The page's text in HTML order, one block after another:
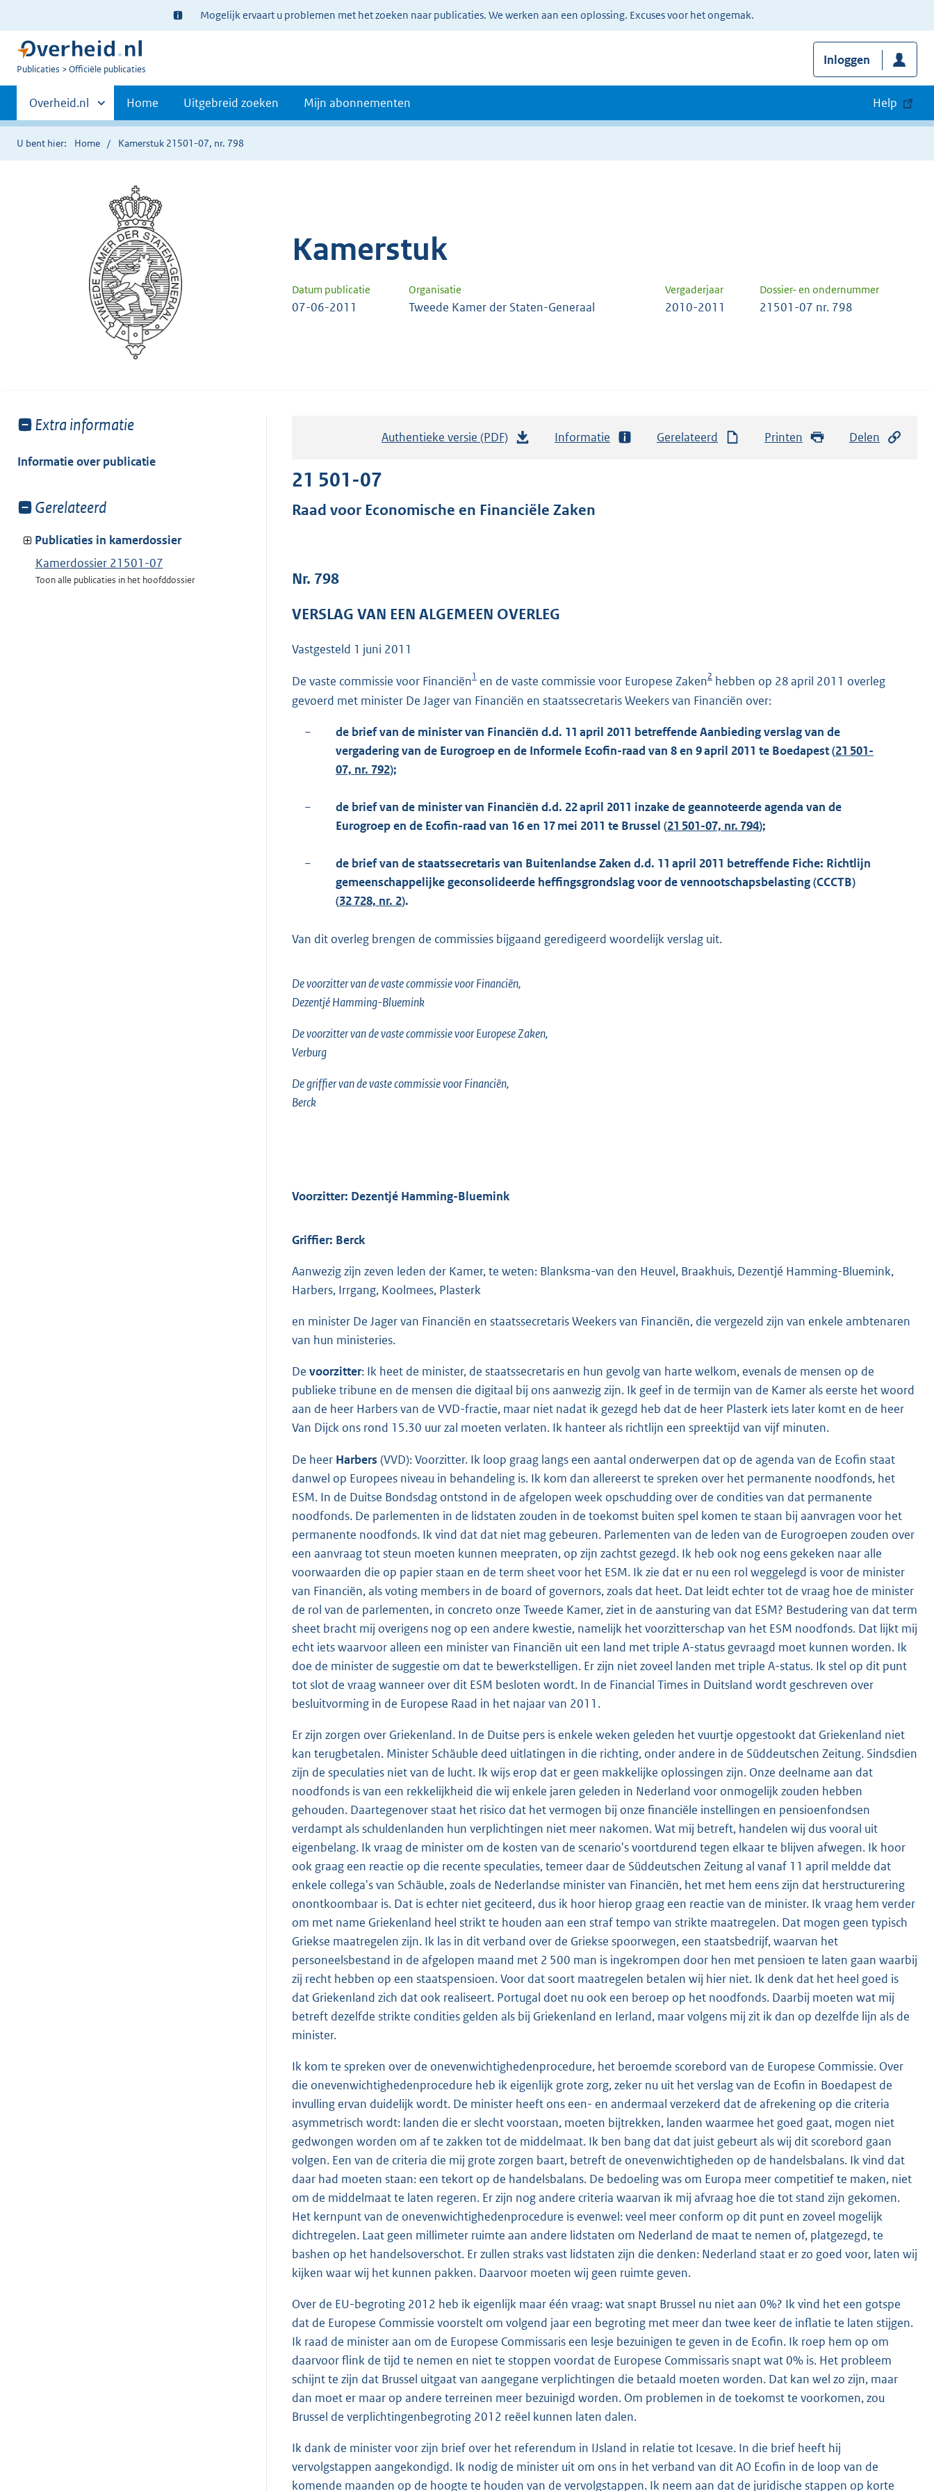
Ter
informatie:
Mogelijk ervaart u problemen met het zoeken naar publicaties. We werken aan een oplossing. Excuses voor het ongemak.
U
Publicaties Officiële publicaties
Inloggen
Primaire
navigatie
Andere
sites
binnen
Overheid.nl Home Uitgebreid zoeken Mijn abonnementen Help
U bent hier: Home Kamerstuk 21501-07, nr. 798
Kamerstuk
Datum publicatie Organisatie Vergaderjaar Dossier- en ondernummer
07-06-2011 Tweede Kamer der Staten-Generaal 2010-2011 21501-07 nr. 798
Toon
van:
Extra informatie
Informatie over publicatie
Toon
van:
Gerelateerd
Publicaties in kamerdossier
Kamerdossier 21501-07
Toon alle publicaties in het hoofddossier
Authentieke versie (PDF)
a
r
t
e
1
1
b
Informatie Gerelateerd Printen Delen
21 501-07
Raad voor Economische en Financiële Zaken
Nr. 798
VERSLAG VAN EEN ALGEMEEN OVERLEG
Vastgesteld 1 juni 2011
De vaste commissie voor Financiën1 en de vaste commissie voor Europese Zaken2 hebben op 28 april 2011 overleg
gevoerd met minister De Jager van Financiën en staatssecretaris Weekers van Financiën over:
−
de brief van de minister van Financiën d.d. 11 april 2011 betreffende Aanbieding verslag van de
vergadering van de Eurogroep en de Informele Ecofin-raad van 8 en 9 april 2011 te Boedapest (21 501-
07, nr. 792);
−
de brief van de minister van Financiën d.d. 22 april 2011 inzake de geannoteerde agenda van de
Eurogroep en de Ecofin-raad van 16 en 17 mei 2011 te Brussel (21 501-07, nr. 794);
−
de brief van de staatssecretaris van Buitenlandse Zaken d.d. 11 april 2011 betreffende Fiche: Richtlijn
gemeenschappelijke geconsolideerde heffingsgrondslag voor de vennootschapsbelasting (CCCTB)
(32 728, nr. 2).
Van dit overleg brengen de commissies bijgaand geredigeerd woordelijk verslag uit.
De voorzitter van de vaste commissie voor Financiën,
Dezentjé Hamming-Bluemink
De voorzitter van de vaste commissie voor Europese Zaken,
Verburg
De griffier van de vaste commissie voor Financiën,
Berck
Voorzitter: Dezentjé Hamming-Bluemink
Griffier: Berck
Aanwezig zijn zeven leden der Kamer, te weten: Blanksma-van den Heuvel, Braakhuis, Dezentjé Hamming-Bluemink,
Harbers, Irrgang, Koolmees, Plasterk
en minister De Jager van Financiën en staatssecretaris Weekers van Financiën, die vergezeld zijn van enkele ambtenaren
van hun ministeries.
De voorzitter: Ik heet de minister, de staatssecretaris en hun gevolg van harte welkom, evenals de mensen op de
publieke tribune en de mensen die digitaal bij ons aanwezig zijn. Ik geef in de termijn van de Kamer als eerste het woord
aan de heer Harbers van de VVD-fractie, maar niet nadat ik gezegd heb dat de heer Plasterk iets later komt en de heer
Van Dijck ons rond 15.30 uur zal moeten verlaten. Ik hanteer als richtlijn een spreektijd van vijf minuten.
De heer Harbers (VVD): Voorzitter. Ik loop graag langs een aantal onderwerpen dat op de agenda van de Ecofin staat
danwel op Europees niveau in behandeling is. Ik kom dan allereerst te spreken over het permanente noodfonds, het
ESM. In de Duitse Bondsdag ontstond in de afgelopen week opschudding over de condities van dat permanente
noodfonds. De parlementen in de lidstaten zouden in de toekomst buiten spel komen te staan bij aanvragen voor het
permanente noodfonds. Ik vind dat dat niet mag gebeuren. Parlementen van de leden van de Eurogroepen zouden over
een aanvraag tot steun moeten kunnen meepraten, op zijn zachtst gezegd. Ik heb ook nog eens gekeken naar alle
voorwaarden die op papier staan en de term sheet voor het ESM. Ik zie dat er nu een rol weggelegd is voor de minister
van Financiën, als voting members in de board of governors, zoals dat heet. Dat leidt echter tot de vraag hoe de minister
de rol van de parlementen, in concreto onze Tweede Kamer, ziet in de aansturing van dat ESM? Bestudering van dat term
sheet bracht mij overigens nog op een andere kwestie, namelijk het voorzitterschap van het ESM noodfonds. Dat lijkt mij
echt iets waarvoor alleen een minister van Financiën uit een land met triple A-status gevraagd moet kunnen worden. Ik
doe de minister de suggestie om dat te bewerkstelligen. Er zijn niet zoveel landen met triple A-status. Ik stel op dit punt
tot slot de vraag wanneer over dit ESM besloten wordt. In de Financial Times in Duitsland wordt geschreven over
besluitvorming in de Europese Raad in het najaar van 2011.
Er zijn zorgen over Griekenland. In de Duitse pers is enkele weken geleden het vuurtje opgestookt dat Griekenland niet
kan terugbetalen. Minister Schäuble deed uitlatingen in die richting, onder andere in de Süddeutschen Zeitung. Sindsdien
zijn de speculaties niet van de lucht. Ik wijs erop dat er geen makkelijke oplossingen zijn. Onze deelname aan dat
noodfonds is van een rekkelijkheid die wij enkele jaren geleden in Nederland voor onmogelijk zouden hebben
gehouden. Daartegenover staat het risico dat het vermogen bij onze financiële instellingen en pensioenfondsen
verdampt als schuldenlanden hun verplichtingen niet meer nakomen. Wat mij betreft, handelen wij dus vooral uit
eigenbelang. Ik vraag de minister om de kosten van de scenario's voortdurend tegen elkaar te blijven afwegen. Ik hoor
ook graag een reactie op die recente speculaties, temeer daar de Süddeutschen Zeitung al vanaf 11 april meldde dat
enkele collega's van Schäuble, zoals de Nederlandse minister van Financiën, het met hem eens zijn dat herstructurering
onontkoombaar is. Dat is echter niet geciteerd, dus ik hoor hierop graag een reactie van de minister. Ik vraag hem verder
om met name Griekenland heel strikt te houden aan een straf tempo van strikte maatregelen. Dat mogen geen typisch
Griekse maatregelen zijn. Ik las in dit verband over de Griekse spoorwegen, een staatsbedrijf, waarvan het
personeelsbestand in de afgelopen maand met 2 500 man is ingekrompen door hen met pensioen te laten gaan waarbij
zij recht hebben op een staatspensioen. Voor dat soort maatregelen betalen wij hier niet. Ik denk dat het heel goed is
dat Griekenland zich dat ook realiseert. Portugal doet nu ook een beroep op het noodfonds. Daarbij moeten wat mij
betreft dezelfde strikte condities gelden als bij Griekenland en Ierland, maar volgens mij zit ik dan op dezelfde lijn als de
minister.
Ik kom te spreken over de onevenwichtighedenprocedure, het beroemde scorebord van de Europese Commissie. Over
die onevenwichtighedenprocedure heb ik eigenlijk grote zorg, zeker nu uit het verslag van de Ecofin in Boedapest de
invulling ervan duidelijk wordt. De minister heeft ons een- en andermaal verzekerd dat de afrekening op die criteria
asymmetrisch wordt: landen die er slecht voorstaan, moeten bijtrekken, landen waarmee het goed gaat, mogen niet
gedwongen worden om af te zakken tot de middelmaat. Ik ben bang dat dat juist gebeurt als wij dit scorebord gaan
volgen. Een van de criteria die mij grote zorgen baart, betreft de onevenwichtigheden op de handelsbalans. Ik vind dat
daar had moeten staan: een tekort op de handelsbalans. De bedoeling was om Europa meer competitief te maken, niet
om de middelmaat te laten regeren. Er zijn nog andere criteria waarvan ik mij afvraag hoe die tot stand zijn gekomen.
Het kernpunt van de onevenwichtighedenprocedure is evenwel: veel meer conform op dit punt en zoveel mogelijk
dichtregelen. Laat geen millimeter ruimte aan andere lidstaten om Nederland de maat te nemen of, platgezegd, te
bashen op het handelsoverschot. Er zullen straks vast lidstaten zijn die denken: Nederland staat er zo goed voor, laten wij
kijken waar wij het kunnen pakken. Daarvoor moeten wij geen ruimte geven.
Over de EU-begroting 2012 heb ik eigenlijk maar één vraag: wat snapt Brussel nu niet aan 0%? Ik vind het een gotspe
dat de Europese Commissie voorstelt om volgend jaar een begroting met meer dan twee keer de inflatie te laten stijgen.
Ik raad de minister aan om de Europese Commissaris een lesje bezuinigen te geven in de Ecofin. Ik roep hem op om
daarvoor flink de tijd te nemen en niet te stoppen voordat de Europese Commissaris snapt wat 0% is. Het probleem
schijnt te zijn dat Brussel uitgaat van aangegane verplichtingen die betaald moeten worden. Dat kan wel zo zijn, maar
dan moet er maar op andere terreinen meer bezuinigd worden. Om problemen in de toekomst te voorkomen, zou
Brussel de verplichtingenbegroting 2012 reëel kunnen laten dalen.
Ik dank de minister voor zijn brief over het referendum in IJsland in relatie tot Icesave. In die brief heeft hij
vervolgstappen aangekondigd. Ik nodig de minister uit om ons in het verband van dit AO Ecofin in de loop van de
komende maanden op de hoogte te houden van de vervolgstappen. Ik neem aan dat de juridische stappen op korte